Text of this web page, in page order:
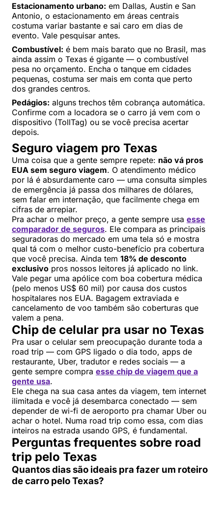
Estacionamento urbano: em Dallas, Austin e San
Antonio, o estacionamento em áreas centrais
costuma variar bastante e sai caro em dias de
evento. Vale pesquisar antes.
Combustível: é bem mais barato que no Brasil, mas
ainda assim o Texas é gigante — o combustível
pesa no orçamento. Encha o tanque em cidades
pequenas, costuma ser mais em conta que perto
dos grandes centros.
Pedágios: alguns trechos têm cobrança automática.
Confirme com a locadora se o carro já vem com o
dispositivo (TollTag) ou se você precisa acertar
depois.
Seguro viagem pro Texas
Uma coisa que a gente sempre repete: não vá pros
EUA sem seguro viagem. O atendimento médico
por lá é absurdamente caro — uma consulta simples
de emergência já passa dos milhares de dólares,
sem falar em internação, que facilmente chega em
cifras de arrepiar.
Pra achar o melhor preço, a gente sempre usa esse
comparador de seguros. Ele compara as principais
seguradoras do mercado em uma tela só e mostra
qual tá com o melhor custo-benefício pra cobertura
que você precisa. Ainda tem 18% de desconto
exclusivo pros nossos leitores já aplicado no link.
Vale pegar uma apólice com boa cobertura médica
(pelo menos US$ 60 mil) por causa dos custos
hospitalares nos EUA. Bagagem extraviada e
cancelamento de voo também são coberturas que
valem a pena.
Chip de celular pra usar no Texas
Pra usar o celular sem preocupação durante toda a
road trip — com GPS ligado o dia todo, apps de
restaurante, Uber, tradutor e redes sociais — a
gente sempre compra esse chip de viagem que a
gente usa.
Ele chega na sua casa antes da viagem, tem internet
ilimitada e você já desembarca conectado — sem
depender de wi-fi de aeroporto pra chamar Uber ou
achar o hotel. Numa road trip como essa, com dias
inteiros na estrada usando GPS, é fundamental.
Perguntas frequentes sobre road
trip pelo Texas
Quantos dias são ideais pra fazer um roteiro
de carro pelo Texas?